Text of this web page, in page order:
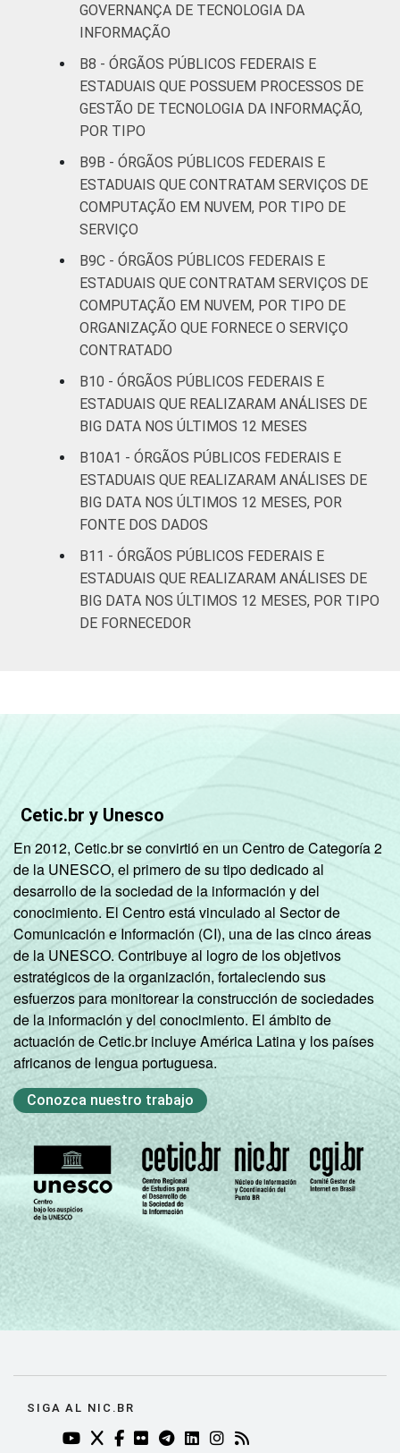
GOVERNANÇA DE TECNOLOGIA DA
INFORMAÇÃO
B8 - ÓRGÃOS PÚBLICOS FEDERAIS E
ESTADUAIS QUE POSSUEM PROCESSOS DE
GESTÃO DE TECNOLOGIA DA INFORMAÇÃO,
POR TIPO
B9B - ÓRGÃOS PÚBLICOS FEDERAIS E
ESTADUAIS QUE CONTRATAM SERVIÇOS DE
COMPUTAÇÃO EM NUVEM, POR TIPO DE
SERVIÇO
B9C - ÓRGÃOS PÚBLICOS FEDERAIS E
ESTADUAIS QUE CONTRATAM SERVIÇOS DE
COMPUTAÇÃO EM NUVEM, POR TIPO DE
ORGANIZAÇÃO QUE FORNECE O SERVIÇO
CONTRATADO
B10 - ÓRGÃOS PÚBLICOS FEDERAIS E
ESTADUAIS QUE REALIZARAM ANÁLISES DE
BIG DATA NOS ÚLTIMOS 12 MESES
B10A1 - ÓRGÃOS PÚBLICOS FEDERAIS E
ESTADUAIS QUE REALIZARAM ANÁLISES DE
BIG DATA NOS ÚLTIMOS 12 MESES, POR
FONTE DOS DADOS
B11 - ÓRGÃOS PÚBLICOS FEDERAIS E
ESTADUAIS QUE REALIZARAM ANÁLISES DE
BIG DATA NOS ÚLTIMOS 12 MESES, POR TIPO
DE FORNECEDOR
Cetic.br y Unesco
En 2012, Cetic.br se convirtió en un Centro de Categoría 2
de la UNESCO, el primero de su tipo dedicado al
desarrollo de la sociedad de la información y del
conocimiento. El Centro está vinculado al Sector de
Comunicación e Información (CI), una de las cinco áreas
de la UNESCO. Contribuye al logro de los objetivos
estratégicos de la organización, fortaleciendo sus
esfuerzos para monitorear la construcción de sociedades
de la información y del conocimiento. El ámbito de
actuación de Cetic.br incluye América Latina y los países
africanos de lengua portuguesa.
Conozca nuestro trabajo
SIGA AL NIC.BR
YOUTUBE DO NIC.BR (ABRE EM NOVA ABA)
TWITTER DO NIC.BR (ABRE EM NOVA ABA)
FACEBOOK DO NIC.BR (ABRE EM NOVA
FLICKR DO NIC.BR (ABRE EM NOVA
TELEGRAM DO NIC.BR (ABRE EM
LINKEDIN DO NIC.BR (ABRE
INSTAGRAM DO NIC.BR
RSS DO NIC.BR (ABRE